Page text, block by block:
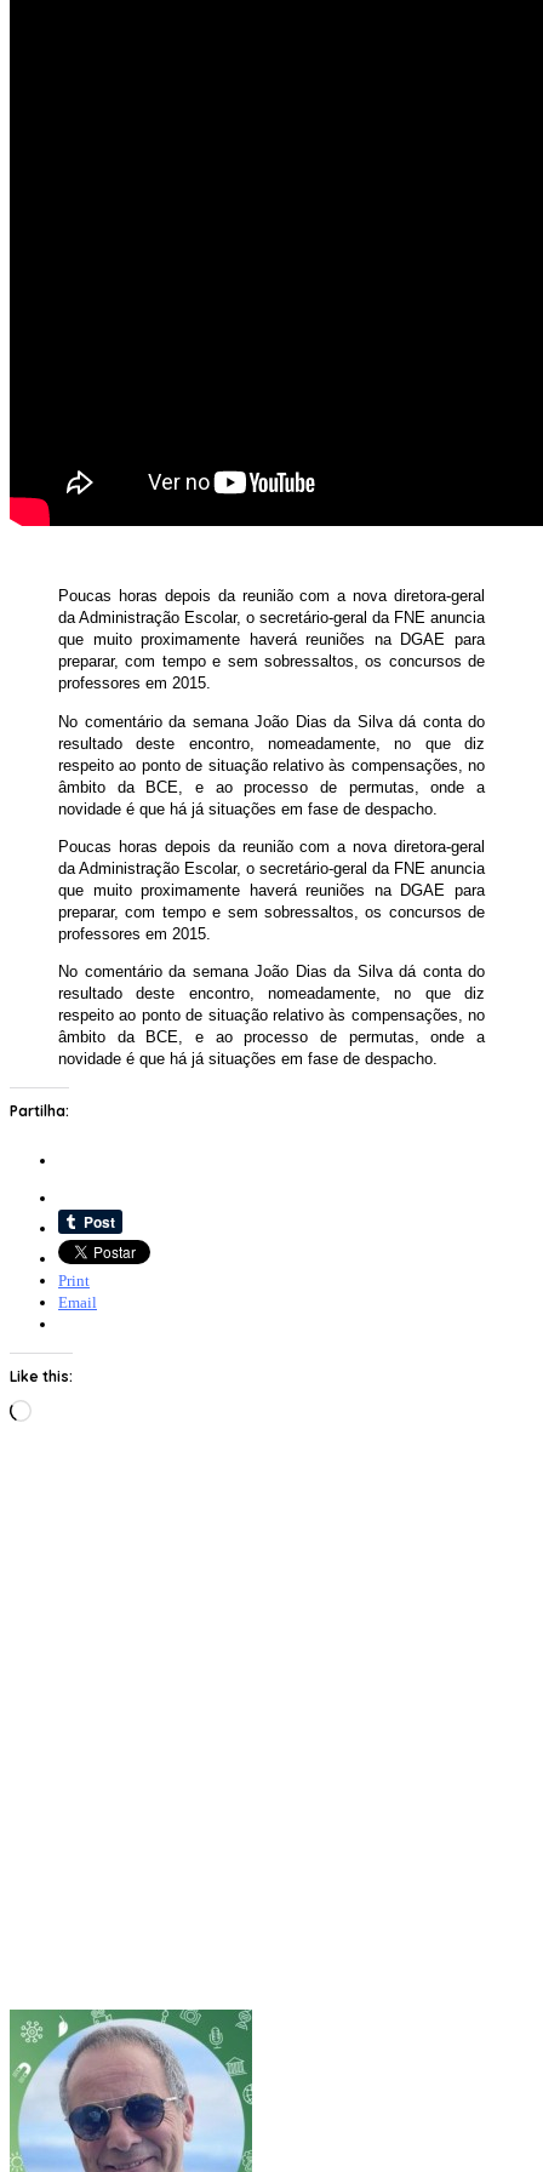
Poucas horas depois da reunião com a nova diretora-geral
da Administração Escolar, o secretário-geral da FNE anuncia
que muito proximamente haverá reuniões na DGAE para
preparar, com tempo e sem sobressaltos, os concursos de
professores em 2015.
No comentário da semana João Dias da Silva dá conta do
resultado deste encontro, nomeadamente, no que diz
respeito ao ponto de situação relativo às compensações, no
âmbito da BCE, e ao processo de permutas, onde a
novidade é que há já situações em fase de despacho.
Poucas horas depois da reunião com a nova diretora-geral
da Administração Escolar, o secretário-geral da FNE anuncia
que muito proximamente haverá reuniões na DGAE para
preparar, com tempo e sem sobressaltos, os concursos de
professores em 2015.
No comentário da semana João Dias da Silva dá conta do
resultado deste encontro, nomeadamente, no que diz
respeito ao ponto de situação relativo às compensações, no
âmbito da BCE, e ao processo de permutas, onde a
novidade é que há já situações em fase de despacho.
Partilha:
Print
Email
Like this:
Loading…